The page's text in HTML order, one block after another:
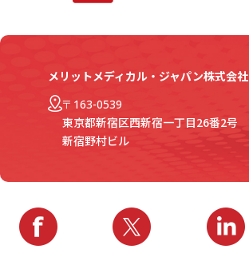
メリットメディカル・ジャパン株式会社
〒163-0539
東京都新宿区西新宿一丁目26番2号
新宿野村ビル